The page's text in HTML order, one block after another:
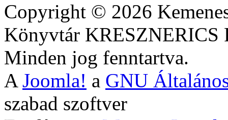
Copyright © 2026
Könyvtár
Minden jog fenntartva.
A Joomla! a GNU
szabad szoftver